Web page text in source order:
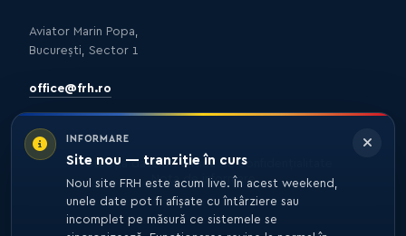
INFORMARE
Site nou — tranziție în curs
Noul site FRH este acum live. În acest weekend,
unele date pot fi afișate cu întârziere sau
incomplet pe măsură ce sistemele se
Aviator Marin Popa,
București, Sector 1
office@frh.ro
Protecția datelorPolitica de confidențialitate
Nota de informare